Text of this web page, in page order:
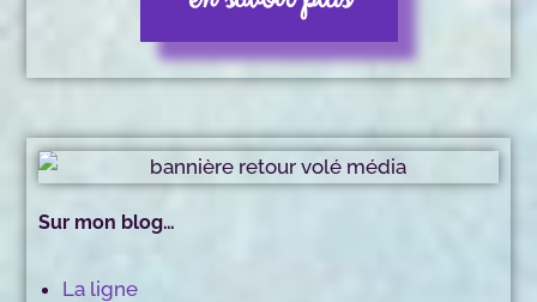
Sur mon blog…
La ligne